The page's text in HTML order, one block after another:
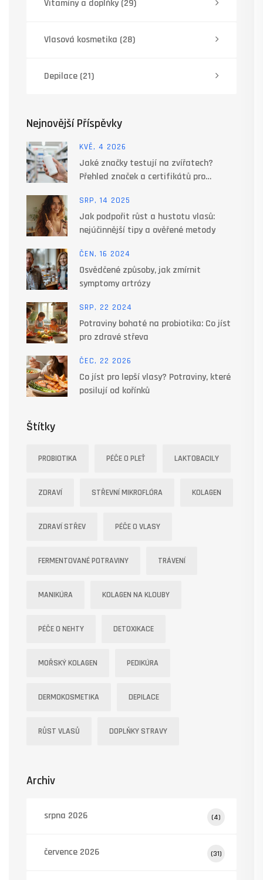
Vitamíny a doplňky(29)
Vlasová kosmetika (28)
Depilace (21)
Nejnovější Příspěvky
KVĚ, 4 2026
Jaké značky testují na zvířatech?
Přehled značek a certifikátů pro
SRP, 14 2025
Jak podpořit růst a hustotu vlasů:
nejúčinnější tipy a ověřené metody
ČEN, 16 2024
Osvědčené způsoby, jak zmírnit
symptomy artrózy
SRP, 22 2024
Potraviny bohaté na probiotika: Co jíst
pro zdravé střeva
ČEC, 22 2026
Co jíst pro lepší vlasy? Potraviny, které
posilují od kořínků
Štítky
PROBIOTIKA PÉČE O PLEŤ LAKTOBACILY
ZDRAVÍ STŘEVNÍ MIKROFLÓRA KOLAGEN
ZDRAVÍ STŘEV PÉČE O VLASY
FERMENTOVANÉ POTRAVINY TRÁVENÍ
MANIKÚRA KOLAGEN NA KLOUBY
PÉČE O NEHTY DETOXIKACE
MOŘSKÝ KOLAGEN PEDIKÚRA
DERMOKOSMETIKA DEPILACE
RŮST VLASŮ DOPLŇKY STRAVY
Archiv
srpna 2026 (4)
července 2026 (31)